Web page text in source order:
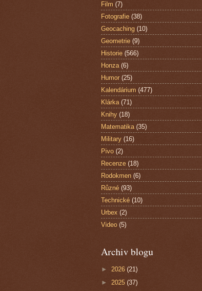
Film (7)
Fotografie (38)
Geocaching (10)
Geometrie (9)
Historie (566)
Honza (6)
Humor (25)
Kalendárium (477)
Klárka (71)
Knihy (18)
Matematika (35)
Military (16)
Pivo (2)
Recenze (18)
Rodokmen (6)
Různé (93)
Technické (10)
Urbex (2)
Video (5)
Archiv blogu
► 2026 (21)
► 2025 (37)